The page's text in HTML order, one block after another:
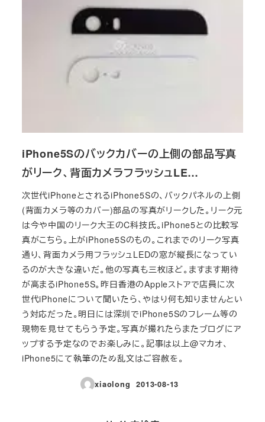
iPhone5Sのバックカバーの上側の部品写真
がリーク、背面カメラフラッシュLE…
次世代iPhoneとされるiPhone5Sの、バックパネルの上側
(背面カメラ等のカバー)部品の写真がリークした。リーク元
は今や中国のリーク大王のC科技氏。iPhone5との比較写
真がこちら。上がiPhone5Sのもの。これまでのリーク写真
通り、背面カメラ用フラッシュLEDの窓が縦長になってい
るのが大きな違いだ。他の写真も三枚ほど。ますます期待
が高まるiPhone5S。昨日香港のAppleストアで店員に次
世代iPhoneについて聞いたら、やはり何も知りませんとい
う対応だった。明日には深圳でiPhone5Sのフレーム等の
現物を見せてもらう予定。写真が撮れたらまたブログにア
ップする予定なのでお楽しみに。記事は以上@マカオ、
iPhone5にて執筆のため乱文はご容赦を。
xiaolong
投稿日
2013-08-13